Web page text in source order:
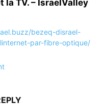
la TV. – IsraelValley
bezeq-disrael-
par-fibre-optique/